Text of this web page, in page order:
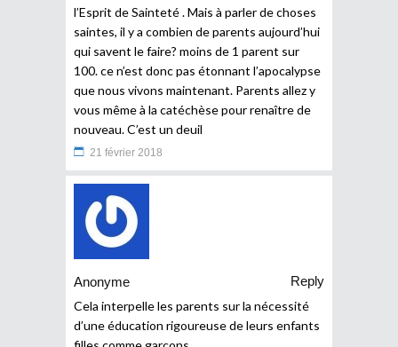
l’Esprit de Sainteté . Mais à parler de choses
saintes, il y a combien de parents aujourd’hui
qui savent le faire? moins de 1 parent sur
100. ce n’est donc pas étonnant l’apocalypse
que nous vivons maintenant. Parents allez y
vous même à la catéchèse pour renaître de
nouveau. C’est un deuil
21 février 2018
Anonyme
Reply
Cela interpelle les parents sur la nécessité
d’une éducation rigoureuse de leurs enfants